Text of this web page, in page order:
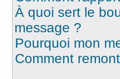
À quoi sert le
message ?
Pourquoi mon
Comment